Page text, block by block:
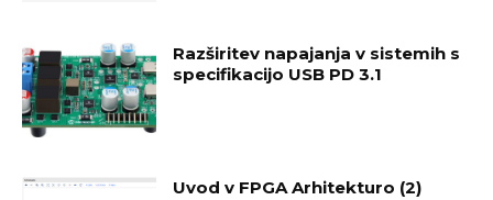
Razširitev napajanja v sistemih s
specifikacijo USB PD 3.1
Uvod v FPGA Arhitekturo (2)